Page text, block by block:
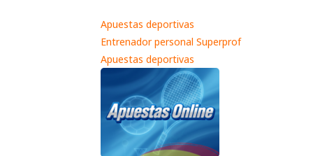
Apuestas deportivas
Entrenador personal Superprof
Apuestas deportivas